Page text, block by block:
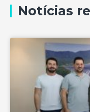
Notícias